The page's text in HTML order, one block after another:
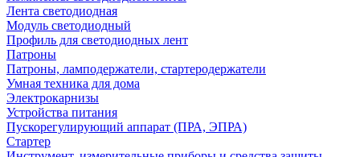
Лента светодиодная
Модуль светодиодный
Профиль для светодиодных лент
Патроны
Патроны, ламподержатели, стартеродержатели
Умная техника для дома
Электрокарнизы
Устройства питания
Пускорегулирующий аппарат (ПРА, ЭПРА)
Стартер